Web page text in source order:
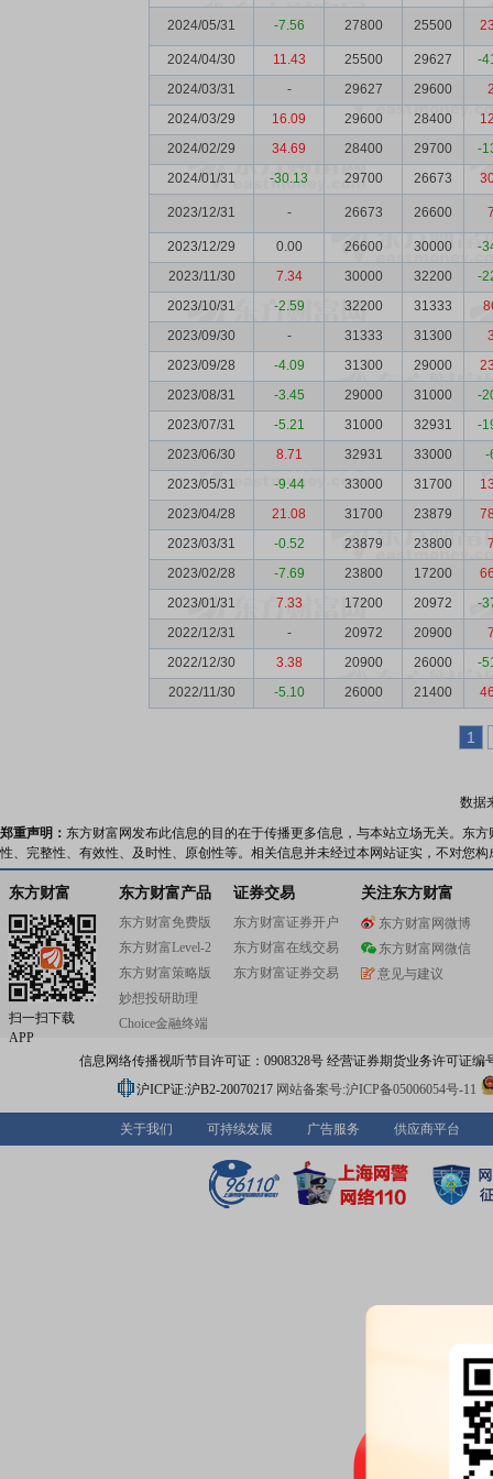
2024/05/31 -7.56 27800 25500
2024/04/30 11.43 25500 29627
-
2024/03/31
- 29627 29600
2024/03/29
16.09 29600 28400
2024/02/29
34.69 28400 29700
-
2024/01/31
-30.13 29700 26673
2023/12/31 - 26673 26600
2023/12/29 0.00 26600 30000
-
2023/11/30
7.34 30000 32200
-
2023/10/31
-2.59 32200 31333
2023/09/30
- 31333 31300
2023/09/28
-4.09 31300 29000
2023/08/31
-3.45 29000 31000
-
2023/07/31
-5.21 31000 32931
-
2023/06/30
8.71 32931 33000
-
2023/05/31
-9.44 33000 31700
2023/04/28
21.08 31700 23879
2023/03/31
-0.52 23879 23800
2023/02/28
-7.69 23800 17200
2023/01/31
7.33 17200 20972
-
2022/12/31
- 20972 20900
2022/12/30
3.38 20900 26000
-
2022/11/30
-5.10 26000 21400
1
数据
郑重声明： 东方财富网发布此信息的目的在于传播更多信息，与本站立场无关。东
性、完整性、有效性、及时性、原创性等。相关信息并未经过本网站证实，不对您
东方财富
扫一扫下载
APP
东方财富产品
东方财富免费版
东方财富Level-2
东方财富策略版
妙想投研助理
Choice金融终端
证券交易
东方财富证券开户
东方财富在线交易
东方财富证券交易
关注东方财富
东方财富网微博
东方财富网微信
意见与建议
信息网络传播视听节目许可证：0908328号 经营证券期货业务许可证编
沪ICP证:沪B2-20070217 网站备案号:沪ICP备05006054号-11
关于我们 可持续发展 广告服务 供应商平台